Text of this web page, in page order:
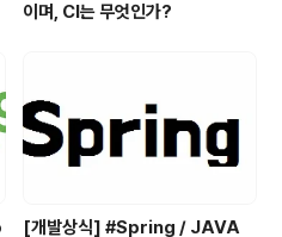
이며, CI는 무엇인가?
[개발상식] #Spring / JAVA